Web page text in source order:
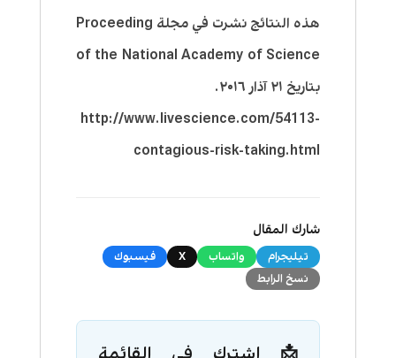
هذه النتائج نشرت في مجلة Proceeding
of the National Academy of Science
بتاريخ ٢١ آذار ٢٠١٦.
http://www.livescience.com/54113-
contagious-risk-taking.html
شارك المقال
تيليجرام واتساب X
فيسبوك
نسخ الرابط